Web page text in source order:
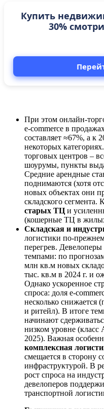
Купить
30%
При этом онлайн-
e‑commerce в
составляет ≈67%, а к
некоторых
торговых центров –
шоурумы, пункты
Средние арендные
поднимаются (хотя
новых объектах они
складского сегмента.
старых ТЦ и
(кошерные ТЦ в
Складская и
логистики по-
перегрев.
темпами: по
млн кв.м новых
тыс. кв.м в 2024 г. и
Однако ускоренное
спроса: доля
несколько снижается
и ритейл). В итоге
начинают
низком уровне (класс
2025). Важная
комплексная
смещается в сторону
инфраструктурой. В
рост спроса на
девелоперов
транспортной